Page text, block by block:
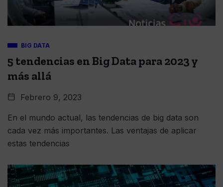
BIG DATA
5 tendencias en Big Data para 2023 y
más allá
Febrero 9, 2023
En el mundo actual, las tendencias de big data son
cada vez más importantes. Las ventajas de aplicar
estas tendencias